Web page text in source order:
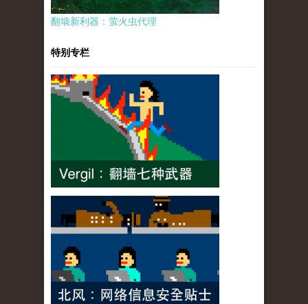
翻墙新利器：萤火虫代理
特别专栏